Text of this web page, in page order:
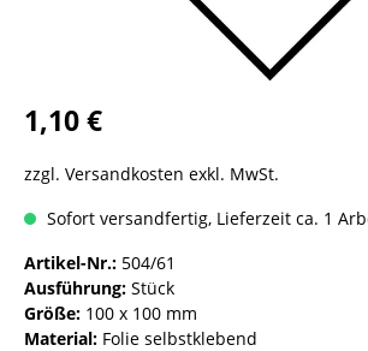
1,10 €
zzgl. Versandkosten exkl. MwSt.
Sofort versandfertig, Lieferzeit ca. 1
Artikel-Nr.: 504/61
Ausführung: Stück
Größe: 100 x 100 mm
Material: Folie selbstklebend